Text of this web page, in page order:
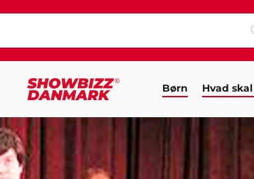
Børn Hvad